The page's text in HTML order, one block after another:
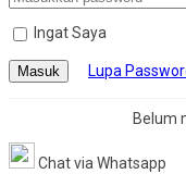
Ingat Saya
Masuk Lupa
Belum
Chat via Whatsapp